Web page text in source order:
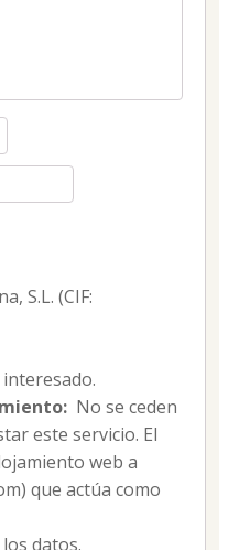
S.L. (CIF:
No se ceden
este servicio. El
web a
que actúa como
datos.